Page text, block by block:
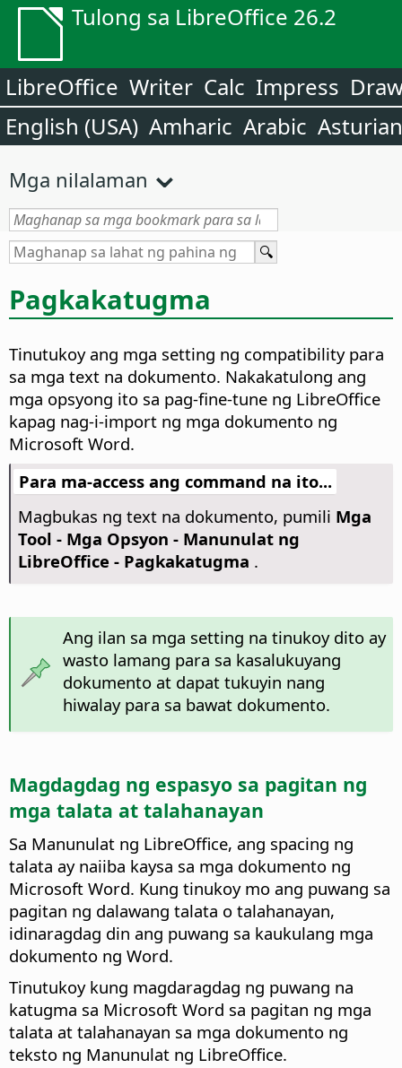
Tulong sa LibreOffice 26.2
LibreOffice Writer Calc Impress
English (USA) Amharic Arabic Asturian
Mga nilalaman
Pagkakatugma
Tinutukoy ang mga setting ng compatibility para
sa mga text na dokumento. Nakakatulong ang
mga opsyong ito sa pag-fine-tune ng LibreOffice
kapag nag-i-import ng mga dokumento ng
Microsoft Word.
Para ma-access ang command na ito...
Magbukas ng text na dokumento, pumili Mga
Tool - Mga Opsyon - Manunulat ng
LibreOffice - Pagkakatugma .
Ang ilan sa mga setting na tinukoy dito ay
wasto lamang para sa kasalukuyang
dokumento at dapat tukuyin nang
hiwalay para sa bawat dokumento.
Magdagdag ng espasyo sa pagitan ng
mga talata at talahanayan
Sa Manunulat ng LibreOffice, ang spacing ng
talata ay naiiba kaysa sa mga dokumento ng
Microsoft Word. Kung tinukoy mo ang puwang sa
pagitan ng dalawang talata o talahanayan,
idinaragdag din ang puwang sa kaukulang mga
dokumento ng Word.
Tinutukoy kung magdaragdag ng puwang na
katugma sa Microsoft Word sa pagitan ng mga
talata at talahanayan sa mga dokumento ng
teksto ng Manunulat ng LibreOffice.